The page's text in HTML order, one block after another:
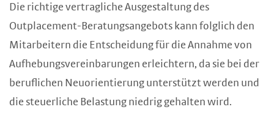
Die richtige vertragliche Ausgestaltung des
Outplacement-Beratungsangebots kann folglich den
Mitarbeitern die Entscheidung für die Annahme von
Aufhebungsvereinbarungen erleichtern, da sie bei der
beruflichen Neuorientierung unterstützt werden und
die steuerliche Belastung niedrig gehalten wird.